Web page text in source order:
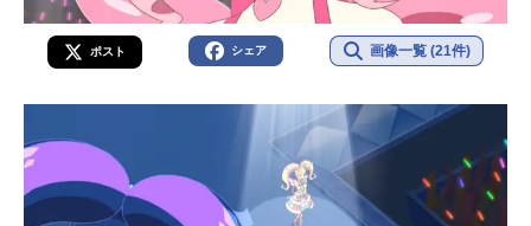
ポスト シェア 画像一覧 (21件)